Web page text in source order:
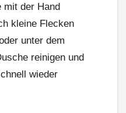
mit der Hand
kleine Flecken
unter dem
reinigen und
wieder